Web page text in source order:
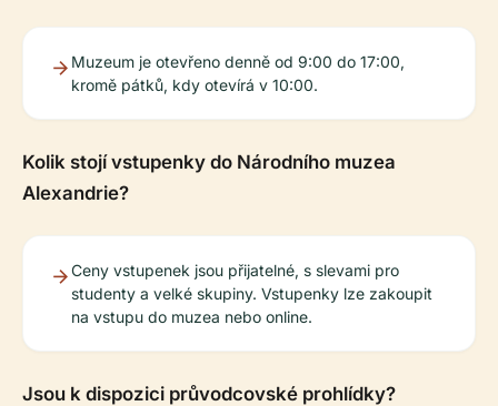
Muzeum je otevřeno denně od 9:00 do 17:00,
kromě pátků, kdy otevírá v 10:00.
Kolik stojí vstupenky do Národního muzea
Alexandrie?
Ceny vstupenek jsou přijatelné, s slevami pro
studenty a velké skupiny. Vstupenky lze zakoupit
na vstupu do muzea nebo online.
Jsou k dispozici průvodcovské prohlídky?